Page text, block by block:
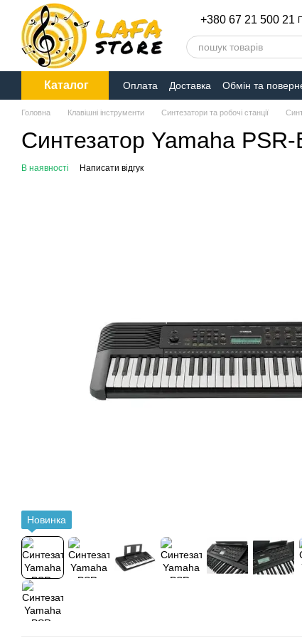
Перейти до основного контенту
+380 67 21 500 21
Каталог Оплата Доставка Обмін та
Головна Клавішні інструменти Синтезатори та робочі станції
Синтезатор Yamaha PSR-
В наявності Написати відгук
Новинка